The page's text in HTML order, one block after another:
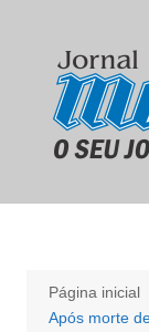
conteúdo
Página inicial
Após morte